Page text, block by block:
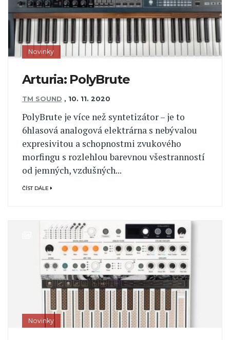
Novinky
Arturia: PolyBrute
TM SOUND , 10. 11. 2020
PolyBrute je více než syntetizátor – je to
6hlasová analogová elektrárna s nebývalou
expresivitou a schopnostmi zvukového
morfingu s rozlehlou barevnou všestranností
od jemných, vzdušných...
ČÍST DÁLE
Novinky